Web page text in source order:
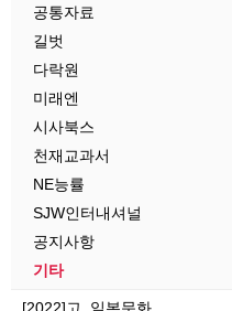
공통자료
길벗
다락원
미래엔
시사북스
천재교과서
NE능률
SJW인터내셔널
공지사항
기타